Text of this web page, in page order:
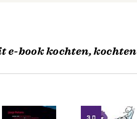
e-book kochten, kochten